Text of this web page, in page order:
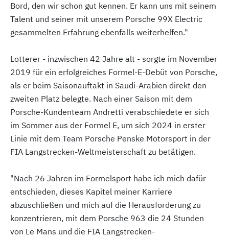
Bord, den wir schon gut kennen. Er kann uns mit seinem
Talent und seiner mit unserem Porsche 99X Electric
gesammelten Erfahrung ebenfalls weiterhelfen."
Lotterer - inzwischen 42 Jahre alt - sorgte im November
2019 für ein erfolgreiches Formel-E-Debüt von Porsche,
als er beim Saisonauftakt in Saudi-Arabien direkt den
zweiten Platz belegte. Nach einer Saison mit dem
Porsche-Kundenteam Andretti verabschiedete er sich
im Sommer aus der Formel E, um sich 2024 in erster
Linie mit dem Team Porsche Penske Motorsport in der
FIA Langstrecken-Weltmeisterschaft zu betätigen.
"Nach 26 Jahren im Formelsport habe ich mich dafür
entschieden, dieses Kapitel meiner Karriere
abzuschließen und mich auf die Herausforderung zu
konzentrieren, mit dem Porsche 963 die 24 Stunden
von Le Mans und die FIA Langstrecken-